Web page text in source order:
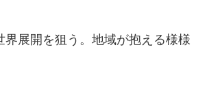
界展開を狙う。地域が抱える様様